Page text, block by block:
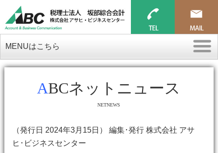
MENUはこちら
ABCネットニュース
NETNEWS
（発行日 2024年3月15日） 編集･発行 株式会社 アサ
ヒ･ビジネスセンター